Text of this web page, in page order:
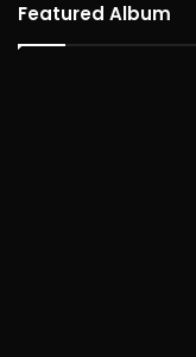
Featured Album